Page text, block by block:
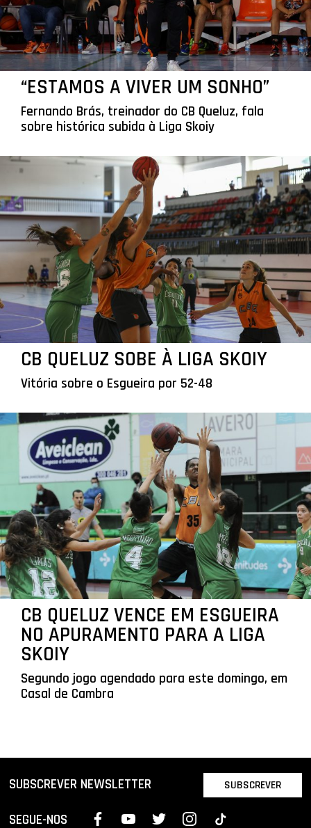
“ESTAMOS A VIVER UM SONHO”
Fernando Brás, treinador do CB Queluz, fala
sobre histórica subida à Liga Skoiy
CB QUELUZ SOBE À LIGA SKOIY
Vitória sobre o Esgueira por 52-48
CB QUELUZ VENCE EM ESGUEIRA
NO APURAMENTO PARA A LIGA
SKOIY
Segundo jogo agendado para este domingo, em
Casal de Cambra
SUBSCREVER NEWSLETTER SUBSCREVER
SEGUE-NOS